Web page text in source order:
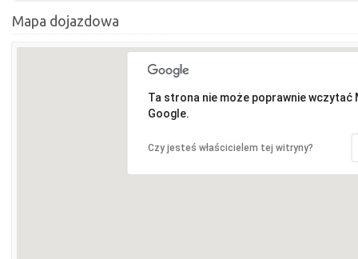
Mapa dojazdowa
Ta strona nie może poprawnie wczytać
Google.
Czy jesteś właścicielem tej witryny?